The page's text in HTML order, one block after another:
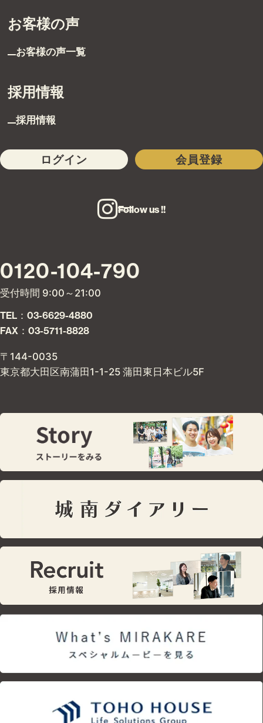
お客様の声
お客様の声一覧
採用情報
採用情報
ログイン 会員登録
Follow us !!
0120-104-790
受付時間 9:00～21:00
TEL：03-6629-4880
FAX：03-5711-8828
〒144-0035
東京都大田区南蒲田1-1-25 蒲田東日本ビル5F